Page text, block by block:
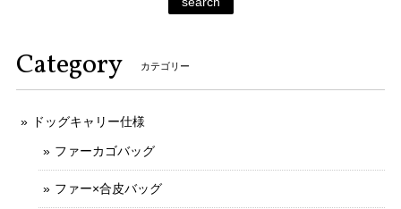
Category カテゴリー
ドッグキャリー仕様
ファーカゴバッグ
ファー×合皮バッグ